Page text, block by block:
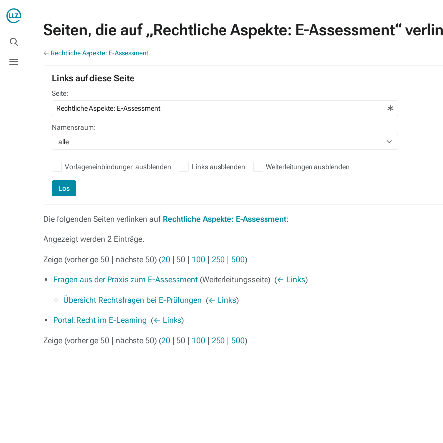
Suche
umschalten
umschalten
Seiten, die auf „Rechtliche Aspekte: E-Assessment“
← Rechtliche Aspekte: E-Assessment
Links auf diese Seite
Seite:
Namensraum:
alle
Vorlageneinbindungen ausblenden Links ausblenden Weiterleitungen ausblenden
Los
Die folgenden Seiten verlinken auf Rechtliche Aspekte: E-Assessment:
Angezeigt werden 2 Einträge.
Zeige (vorherige 50 | nächste 50) (20 | 50 | 100 | 250 | 500)
Fragen aus der Praxis zum E-Assessment (Weiterleitungsseite) ‎ (← Links)
Übersicht Rechtsfragen bei E-Prüfungen (← Links)
Portal:Recht im E-Learning (← Links)
Zeige (vorherige 50 | nächste 50) (20 | 50 | 100 | 250 | 500)